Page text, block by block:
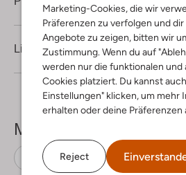
Marketing-Cookies, die wir
Präferenzen zu verfolgen und
Angebote zu zeigen, bitten wir
Zustimmung. Wenn du auf
werden nur die funktionalen und
Cookies platziert. Du kannst
Einstellungen" klicken, um mehr
erhalten oder deine Präferenzen
Reject
Lieferung & Rückgabe
Mehr sehen
Ballerinas Unisa